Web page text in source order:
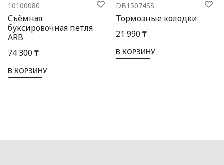
10100080
Съёмная
буксировочная петля
ARB
74 300 ₸
В КОРЗИНУ
DB15074SS
Тормозные колодки
21 990 ₸
В КОРЗИНУ